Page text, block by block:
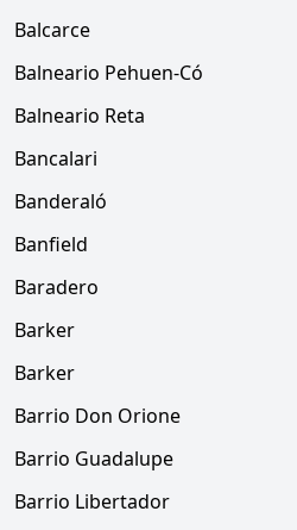
Balcarce
Balneario Pehuen-Có
Balneario Reta
Bancalari
Banderaló
Banfield
Baradero
Barker
Barker
Barrio Don Orione
Barrio Guadalupe
Barrio Libertador